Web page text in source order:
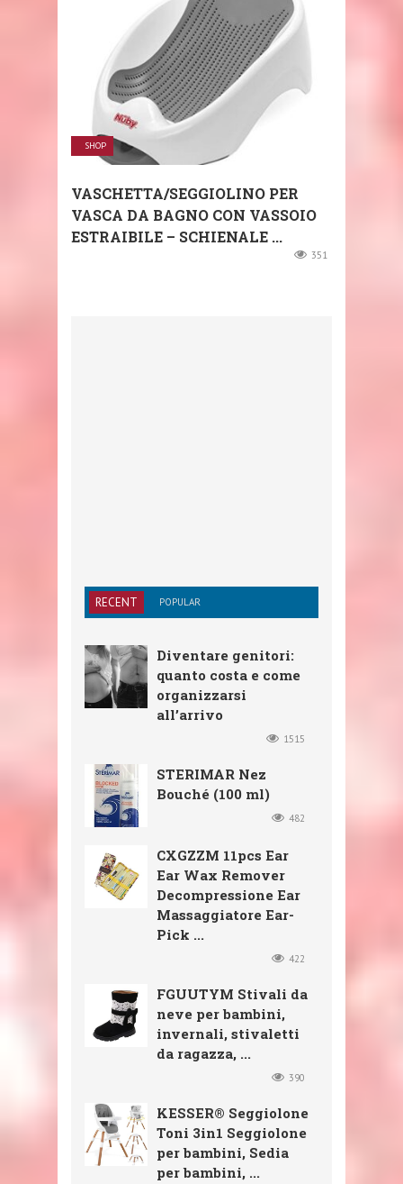
SHOP
VASCHETTA/SEGGIOLINO PER
VASCA DA BAGNO CON VASSOIO
ESTRAIBILE – SCHIENALE ...
351
RECENT POPULAR
Diventare genitori:
quanto costa e come
organizzarsi
all’arrivo
1515
STERIMAR Nez
Bouché (100 ml)
482
CXGZZM 11pcs Ear
Ear Wax Remover
Decompressione Ear
Massaggiatore Ear-
Pick ...
422
FGUUTYM Stivali da
neve per bambini,
invernali, stivaletti
da ragazza, ...
390
KESSER® Seggiolone
Toni 3in1 Seggiolone
per bambini, Sedia
per bambini, ...